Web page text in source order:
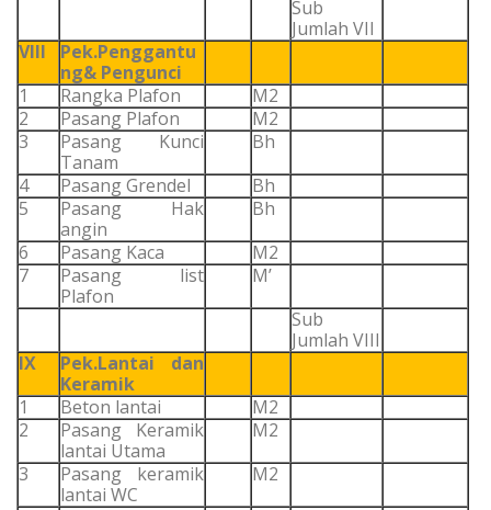
Sub
Jumlah VII
VIII
Pek.Penggantu
ng& Pengunci
1
Rangka Plafon
M2
2
Pasang Plafon
M2
3
Pasang Kunci
Tanam
Bh
4
Pasang Grendel
Bh
5
Pasang Hak
angin
Bh
6
Pasang Kaca
M2
7
Pasang list
Plafon
M’
Sub
Jumlah VIII
IX
Pek.Lantai dan
Keramik
1
Beton lantai
M2
2
Pasang Keramik
lantai Utama
M2
3
Pasang keramik
lantai WC
M2